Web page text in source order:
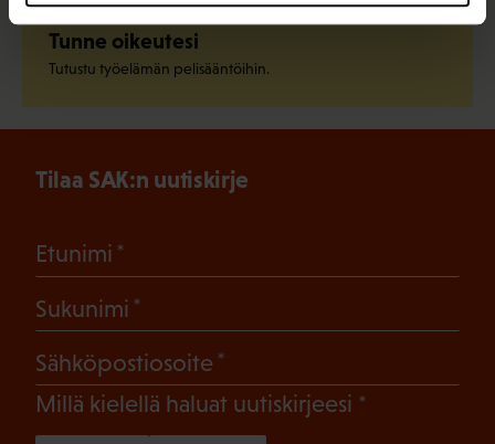
Tunne oikeutesi
Tutustu työelämän pelisääntöihin.
Tilaa SAK:n uutiskirje
Etunimi
Sukunimi
Sähköpostiosoite
Millä kielellä haluat uutiskirjeesi (Pakollinen)